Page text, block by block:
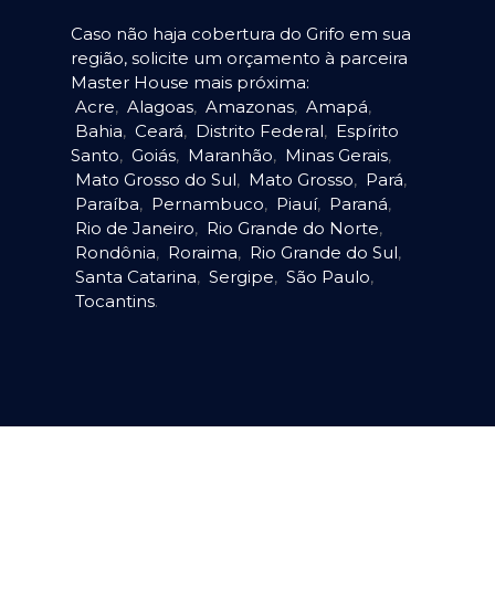
Caso não haja cobertura do Grifo em sua
região, solicite um orçamento à parceira
Master House mais próxima:
Acre, Alagoas, Amazonas, Amapá,
Bahia, Ceará, Distrito Federal, Espírito
Santo, Goiás, Maranhão, Minas Gerais,
Mato Grosso do Sul, Mato Grosso, Pará,
Paraíba, Pernambuco, Piauí, Paraná,
Rio de Janeiro, Rio Grande do Norte,
Rondônia, Roraima, Rio Grande do Sul,
Santa Catarina, Sergipe, São Paulo,
Tocantins.